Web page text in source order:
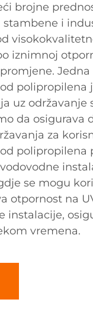
brojne
i
iznimnoj
polipropilena
uz
da osigurava
za
polipropilena
se mogu
otpornost na
instalacije,
vremena.